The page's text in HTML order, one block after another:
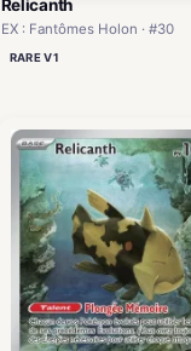
Relicanth
EX : Fantômes Holon · #30
RARE V1